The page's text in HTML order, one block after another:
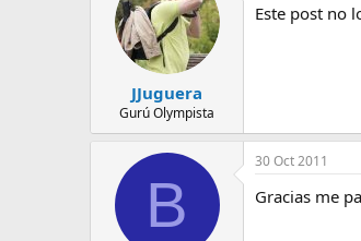
JJuguera
Gurú Olympista
Este post no
B
30 Oct 2011
Gracias me